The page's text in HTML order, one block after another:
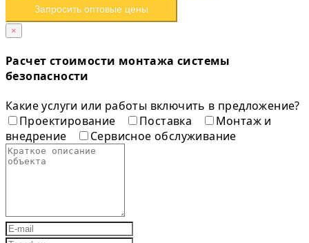
Запросить оптовые цены
×
Расчет стоимости монтажа системы
безопасности
Какие услуги или работы включить в предложение?
Проектирование
Поставка
Монтаж и
внедрение
Сервисное обслуживание